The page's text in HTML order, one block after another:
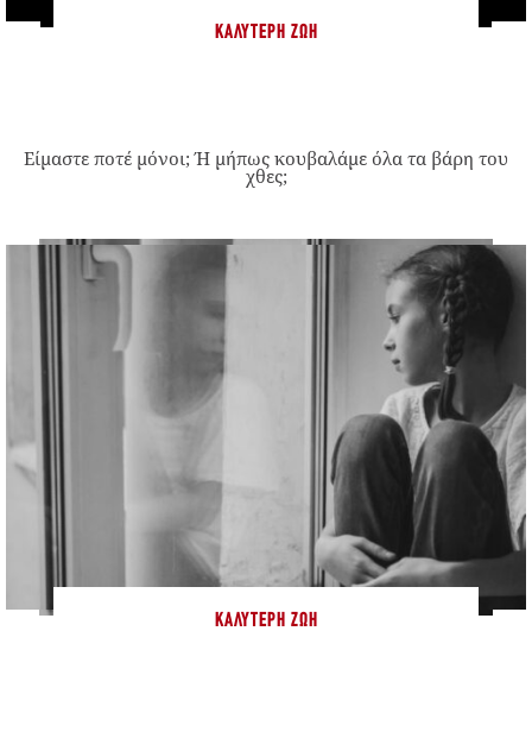
ΚΑΛΎΤΕΡΗ ΖΩΉ
Είμαστε ποτέ μόνοι; Ή μήπως κουβαλάμε όλα τα βάρη του
χθες;
ΚΑΛΎΤΕΡΗ ΖΩΉ